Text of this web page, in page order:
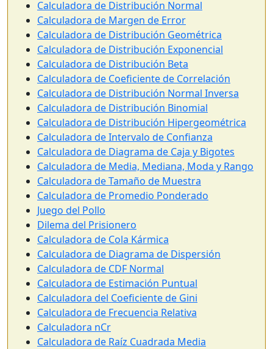
Calculadora de Distribución Normal
Calculadora de Margen de Error
Calculadora de Distribución Geométrica
Calculadora de Distribución Exponencial
Calculadora de Distribución Beta
Calculadora de Coeficiente de Correlación
Calculadora de Distribución Normal Inversa
Calculadora de Distribución Binomial
Calculadora de Distribución Hipergeométrica
Calculadora de Intervalo de Confianza
Calculadora de Diagrama de Caja y Bigotes
Calculadora de Media, Mediana, Moda y Rango
Calculadora de Tamaño de Muestra
Calculadora de Promedio Ponderado
Juego del Pollo
Dilema del Prisionero
Calculadora de Cola Kármica
Calculadora de Diagrama de Dispersión
Calculadora de CDF Normal
Calculadora de Estimación Puntual
Calculadora del Coeficiente de Gini
Calculadora de Frecuencia Relativa
Calculadora nCr
Calculadora de Raíz Cuadrada Media